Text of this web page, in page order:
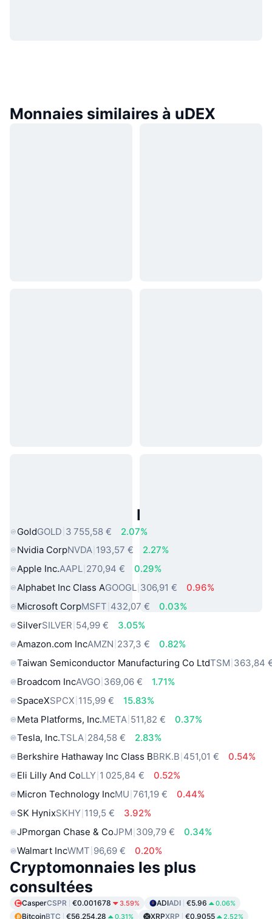
Monnaies similaires à uDEX
Actifs du Monde Réel Populaires
GoldGOLD 3 755,58 €
2.07%
Nvidia CorpNVDA 193,57 €
2.27%
Apple Inc.AAPL 270,94 €
0.29%
Alphabet Inc Class AGOOGL 306,91 €
0.96%
Microsoft CorpMSFT 432,07 €
0.03%
SilverSILVER 54,99 €
3.05%
Amazon.com IncAMZN 237,3 €
0.82%
Taiwan Semiconductor Manufacturing Co LtdTSM 363,84
Broadcom IncAVGO 369,06 €
1.71%
SpaceXSPCX 115,99 €
15.83%
Meta Platforms, Inc.META 511,82 €
0.37%
Tesla, Inc.TSLA 284,58 €
2.83%
Berkshire Hathaway Inc Class BBRK.B 451,01 €
0.54%
Eli Lilly And CoLLY 1 025,84 €
0.52%
Micron Technology IncMU 761,19 €
0.44%
SK HynixSKHY 119,5 €
3.92%
JPmorgan Chase & CoJPM 309,79 €
0.34%
Walmart IncWMT 96,69 € 0.20%
Cryptomonnaies les plus
consultées
CasperCSPR €0.001678 3.59% ADIADI €5.96 0.06%
BitcoinBTC €56,254.28 0.31% XRPXRP €0.9055 2.52%